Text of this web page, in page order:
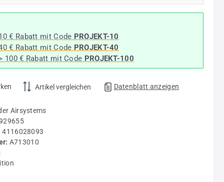
€ Rabatt mit Code PROJEKT-10
€ Rabatt mit Code PROJEKT-40
100 € Rabatt mit Code PROJEKT-100
Artikel vergleichen Datenblatt anzeigen
Airsystems
4116028093
A713010